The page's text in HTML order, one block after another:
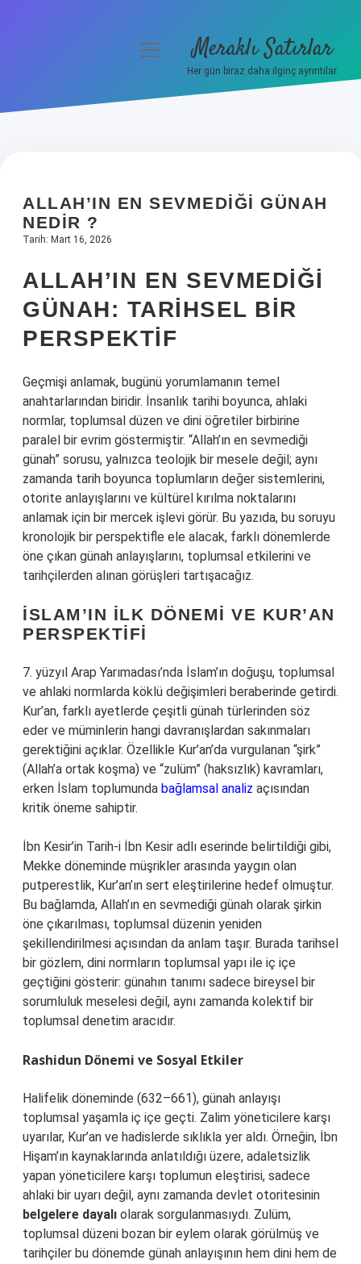
Hakkımızda
menüyü
Meraklı Satırlar
Her gün biraz daha ilginç ayrıntılar.
ALLAH’IN EN SEVMEDIĞI GÜNAH
NEDIR ?
Tarih: Mart 16, 2026
ALLAH’IN EN SEVMEDIĞI
GÜNAH: TARIHSEL BIR
PERSPEKTIF
Geçmişi anlamak, bugünü yorumlamanın temel
anahtarlarından biridir. İnsanlık tarihi boyunca, ahlaki
normlar, toplumsal düzen ve dini öğretiler birbirine
paralel bir evrim göstermiştir. “Allah’ın en sevmediği
günah” sorusu, yalnızca teolojik bir mesele değil; aynı
zamanda tarih boyunca toplumların değer sistemlerini,
otorite anlayışlarını ve kültürel kırılma noktalarını
anlamak için bir mercek işlevi görür. Bu yazıda, bu soruyu
kronolojik bir perspektifle ele alacak, farklı dönemlerde
öne çıkan günah anlayışlarını, toplumsal etkilerini ve
tarihçilerden alınan görüşleri tartışacağız.
İSLAM’IN İLK DÖNEMI VE KUR’AN
PERSPEKTIFI
7. yüzyıl Arap Yarımadası’nda İslam’ın doğuşu, toplumsal
ve ahlaki normlarda köklü değişimleri beraberinde getirdi.
Kur’an, farklı ayetlerde çeşitli günah türlerinden söz
eder ve müminlerin hangi davranışlardan sakınmaları
gerektiğini açıklar. Özellikle Kur’an’da vurgulanan “şirk”
(Allah’a ortak koşma) ve “zulüm” (haksızlık) kavramları,
erken İslam toplumunda bağlamsal analiz açısından
kritik öneme sahiptir.
İbn Kesir’in Tarih-i İbn Kesir adlı eserinde belirtildiği gibi,
Mekke döneminde müşrikler arasında yaygın olan
putperestlik, Kur’an’ın sert eleştirilerine hedef olmuştur.
Bu bağlamda, Allah’ın en sevmediği günah olarak şirkin
öne çıkarılması, toplumsal düzenin yeniden
şekillendirilmesi açısından da anlam taşır. Burada tarihsel
bir gözlem, dini normların toplumsal yapı ile iç içe
geçtiğini gösterir: günahın tanımı sadece bireysel bir
sorumluluk meselesi değil, aynı zamanda kolektif bir
toplumsal denetim aracıdır.
Rashidun Dönemi ve Sosyal Etkiler
Halifelik döneminde (632–661), günah anlayışı
toplumsal yaşamla iç içe geçti. Zalim yöneticilere karşı
uyarılar, Kur’an ve hadislerde sıklıkla yer aldı. Örneğin, İbn
Hişam’ın kaynaklarında anlatıldığı üzere, adaletsizlik
yapan yöneticilere karşı toplumun eleştirisi, sadece
ahlaki bir uyarı değil, aynı zamanda devlet otoritesinin
belgelere dayalı olarak sorgulanmasıydı. Zulüm,
toplumsal düzeni bozan bir eylem olarak görülmüş ve
tarihçiler bu dönemde günah anlayışının hem dini hem de